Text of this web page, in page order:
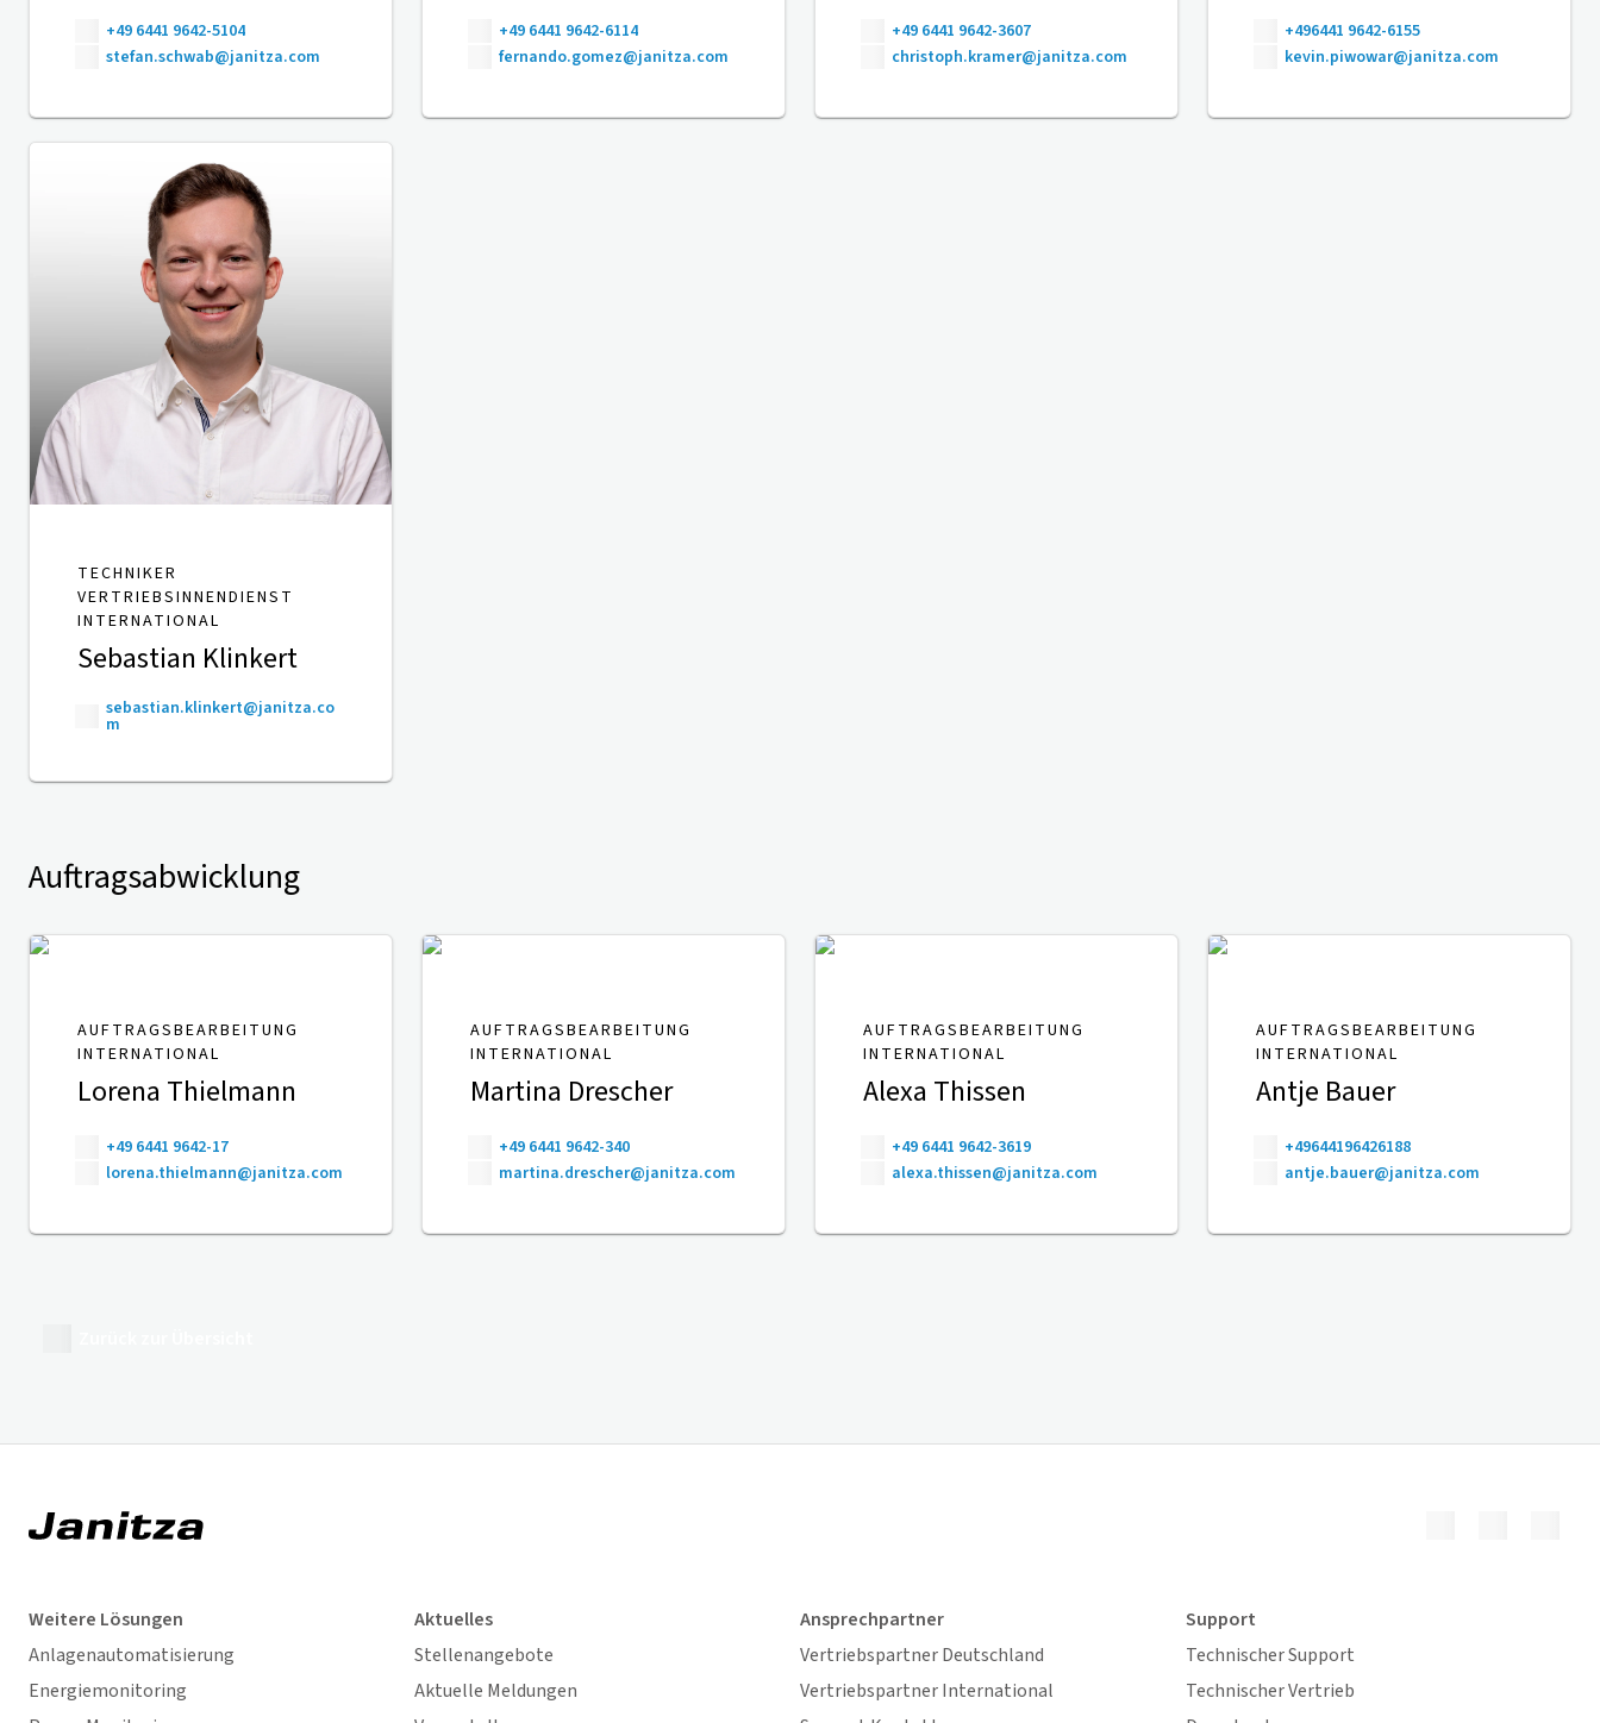
+49 6441 9642-5104
stefan.schwab@janitza.com
+49 6441 9642-6114
fernando.gomez@janitza.com
+49 6441 9642-3607
christoph.kramer@janitza.com
+496441 9642-6155
kevin.piwowar@janitza.com
TECHNIKER
VERTRIEBSINNENDIENST
INTERNATIONAL
Sebastian Klinkert
sebastian.klinkert@janitza.co
m
Auftragsabwicklung
AUFTRAGSBEARBEITUNG
INTERNATIONAL
Lorena Thielmann
+49 6441 9642-17
lorena.thielmann@janitza.com
AUFTRAGSBEARBEITUNG
INTERNATIONAL
Martina Drescher
+49 6441 9642-340
martina.drescher@janitza.com
AUFTRAGSBEARBEITUNG
INTERNATIONAL
Alexa Thissen
+49 6441 9642-3619
alexa.thissen@janitza.com
AUFTRAGSBEARBEITUNG
INTERNATIONAL
Antje Bauer
+49644196426188
antje.bauer@janitza.com
Weitere Lösungen
Anlagenautomatisierung
Energiemonitoring
Aktuelles
Stellenangebote
Aktuelle Meldungen
Ansprechpartner
Vertriebspartner Deutschland
Vertriebspartner International
Support
Technischer Support
Technischer Vertrieb